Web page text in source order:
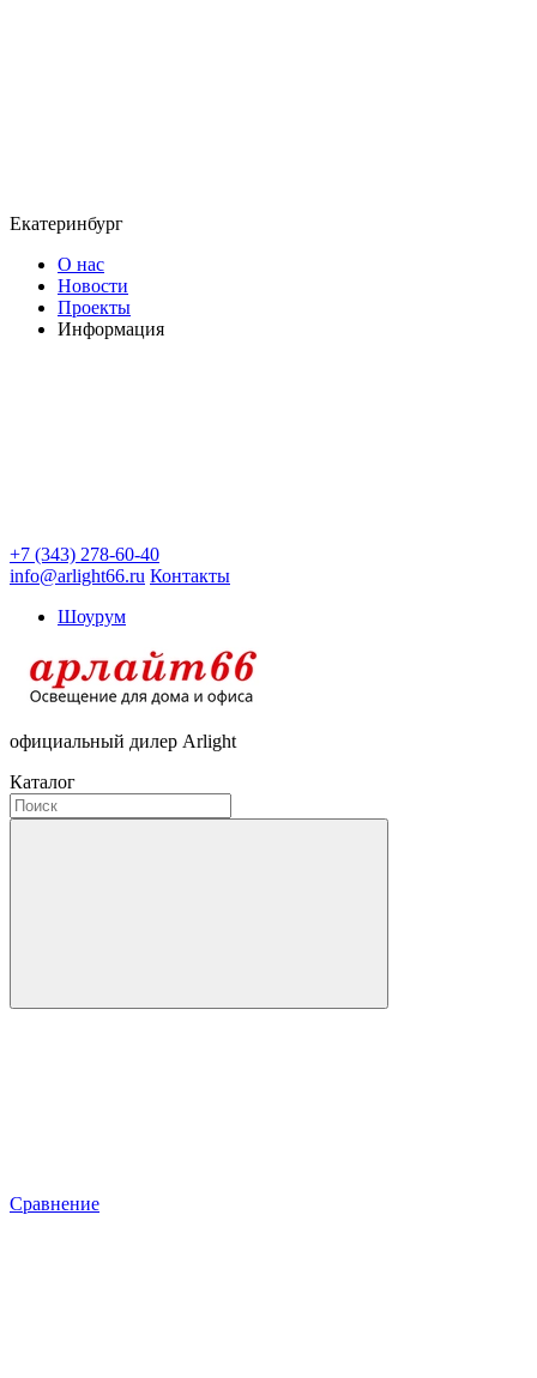
Екатеринбург
О нас
Новости
Проекты
Информация
+7 (343) 278-60-40
info@arlight66.ru Контакты
Шоурум
официальный дилер Arlight
Каталог
Сравнение